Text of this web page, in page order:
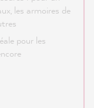
les armoires de
pour les